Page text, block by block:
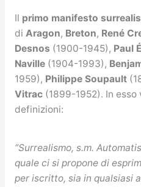
Il primo manifesto
di Aragon, Breton, René
Desnos (1900-1945), Paul
Naville(1904-1993),
1959), Philippe Soupault
Vitrac(1899-1952). In esso
definizioni:
“Surrealismo, s.m.
quale ci si propone di
per iscritto, sia in qualsiasi